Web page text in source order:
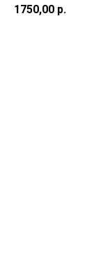
1750,00 р.